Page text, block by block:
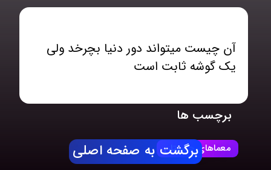
آن چیست میتواند دور دنیا بچرخد ولی
یک گوشه ثابت است
برچسب ها
معماهای چیستانبرگشت به صفحه اصلی